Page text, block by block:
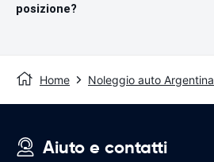
posizione?
Home Noleggio auto Argentina
Aiuto e contatti